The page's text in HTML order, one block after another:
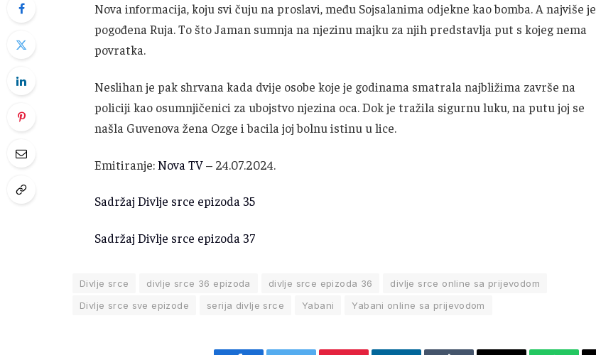
Nova informacija, koju svi čuju na proslavi, među Sojsalanima odjekne kao bomba. A najviše je
pogođena Ruja. To što Jaman sumnja na njezinu majku za njih predstavlja put s kojeg nema
povratka.
Neslihan je pak shrvana kada dvije osobe koje je godinama smatrala najbližima završe na
policiji kao osumnjičenici za ubojstvo njezina oca. Dok je tražila sigurnu luku, na putu joj se
našla Guvenova žena Ozge i bacila joj bolnu istinu u lice.
Emitiranje: Nova TV– 24.07.2024.
Sadržaj Divlje srce epizoda 35
Sadržaj Divlje srce epizoda 37
Divlje srce divlje srce 36 epizoda divlje srce epizoda 36
divlje srce online sa prijevodom
Divlje srce sve epizode
serija divlje srce Yabani Yabani online sa prijevodom